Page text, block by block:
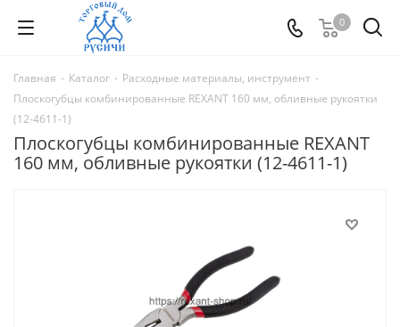
0
Главная - Каталог - Расходные материалы, инструмент -
Плоскогубцы комбинированные REXANT 160 мм, обливные рукоятки
(12-4611-1)
Плоскогубцы комбинированные REXANT
160 мм, обливные рукоятки (12-4611-1)